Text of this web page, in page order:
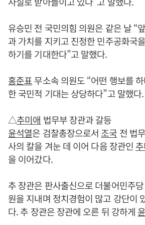
유승민 전 국민의힘 의원은 같은 날 “
과 가치를 지키고 진정한 민주공화국
하기를 기대한다”고 말했다.
홍준표무소속 의원도 “어떤 행보를
한 국민적 기대는 상당하다”고 말했다.
△추미애 법무부 장관과 갈등
윤석열은 검찰총장으로서 조국 전 법
사의 칼을 겨눈 데 이어 다음 장관인
을 이어갔다.
추 장관은 판사출신으로 더불어민주
원을 지내며 정치경험이 많고 강단이
다. 추 장관은 장관에 오른 뒤 강하게